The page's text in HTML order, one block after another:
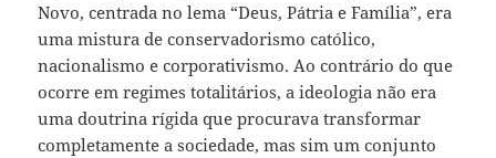
Novo, centrada no lema “Deus, Pátria e Família”, era
uma mistura de conservadorismo católico,
nacionalismo e corporativismo. Ao contrário do que
ocorre em regimes totalitários, a ideologia não era
uma doutrina rígida que procurava transformar
completamente a sociedade, mas sim um conjunto